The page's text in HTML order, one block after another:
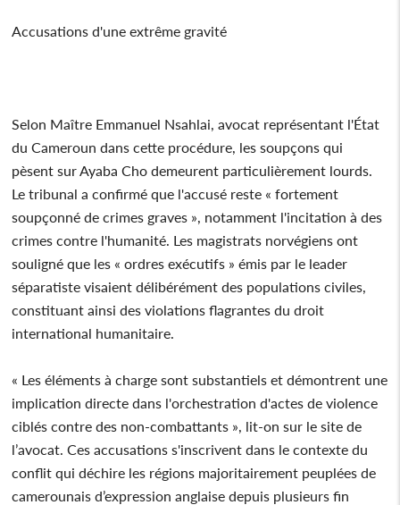
Accusations d'une extrême gravité
Selon Maître Emmanuel Nsahlai, avocat représentant l'État
du Cameroun dans cette procédure, les soupçons qui
pèsent sur Ayaba Cho demeurent particulièrement lourds.
Le tribunal a confirmé que l'accusé reste « fortement
soupçonné de crimes graves », notamment l'incitation à des
crimes contre l'humanité. Les magistrats norvégiens ont
souligné que les « ordres exécutifs » émis par le leader
séparatiste visaient délibérément des populations civiles,
constituant ainsi des violations flagrantes du droit
international humanitaire.
« Les éléments à charge sont substantiels et démontrent une
implication directe dans l'orchestration d'actes de violence
ciblés contre des non-combattants », lit-on sur le site de
l’avocat. Ces accusations s'inscrivent dans le contexte du
conflit qui déchire les régions majoritairement peuplées de
camerounais d’expression anglaise depuis plusieurs fin